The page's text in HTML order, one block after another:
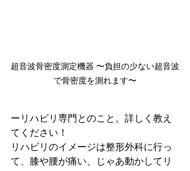
超音波骨密度測定機器 〜負担の少ない超音波
で骨密度を測れます〜
ーリハビリ専門とのこと。詳しく教え
てください！
リハビリのイメージは整形外科に行っ
て、膝や腰が痛い、じゃあ動かしてリ